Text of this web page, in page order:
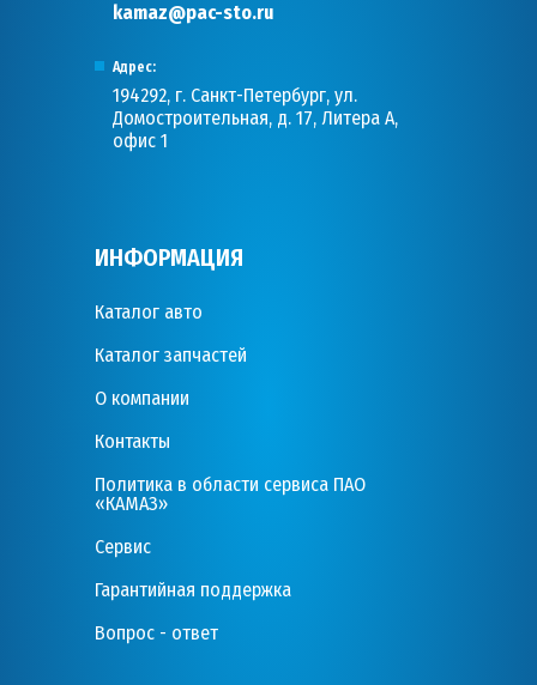
kamaz@pac-sto.ru
Адрес:
194292, г. Санкт-Петербург, ул.
Домостроительная, д. 17, Литера А,
офис 1
ИНФОРМАЦИЯ
Каталог авто
Каталог запчастей
О компании
Контакты
Политика в области сервиса ПАО
«КАМАЗ»
Сервис
Гарантийная поддержка
Вопрос - ответ